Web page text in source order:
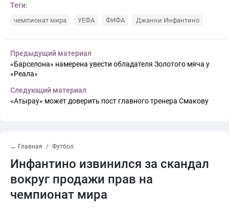
Теги:
чемпионат мира УЕФА ФИФА Джанни Инфантино
Предыдущий материал
«Барселона» намерена увести обладателя Золотого мяча у
«Реала»
Следующий материал
«Атырау» может доверить пост главного тренера Смакову
← Главная Футбол
Инфантино извинился за скандал
вокруг продажи прав на
чемпионат мира